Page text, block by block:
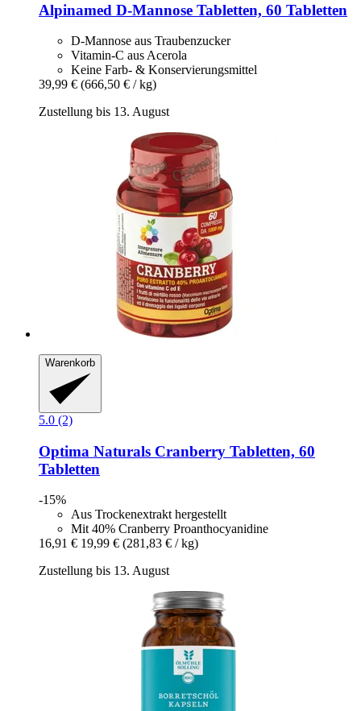
Alpinamed D-​Mannose Tabletten, 60 Tabletten
D-Mannose aus Traubenzucker
Vitamin-C aus Acerola
Keine Farb- & Konservierungsmittel
39,99 € (666,50 € / kg)
Zustellung bis 13. August
Warenkorb
5.0 (2)
Optima Naturals Cranberry Tabletten, 60
Tabletten
-15%
Aus Trockenextrakt hergestellt
Mit 40% Cranberry Proanthocyanidine
16,91 € 19,99 € (281,83 € / kg)
Zustellung bis 13. August